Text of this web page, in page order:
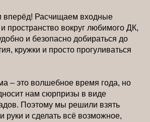
вперёд! Расчищаем входные
пространство вокруг любимого ДК,
и безопасно добираться до
кружки и просто прогуливаться
– это волшебное время года, но
нам сюрпризы в виде
Поэтому мы решили взять
руки и сделать всё возможное,